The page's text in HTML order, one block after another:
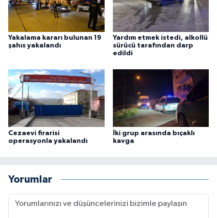
Yakalama kararı bulunan 19
şahıs yakalandı
Yardım etmek istedi, alkollü
sürücü tarafından darp
edildi
Cezaevi firarisi
operasyonla yakalandı
İki grup arasında bıçaklı
kavga
Yorumlar